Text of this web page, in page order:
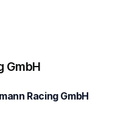
GmbH
Racing GmbH